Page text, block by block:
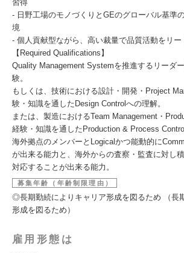
習得
- 日野工場のモノづくりとGEのグローバル基準
境
- 個人貢献型ながら、高い裁量で品質活動をリー
【Required Qualifications】
Quality Management Systemを推進するリーダ
験。
もしくは、技術における設計・開発・Project
験・知識を通したDesign Controlへの理解。
または、製造におけるTeam Management・
経験・知識を通したProduction & Process
海外拠点のメンバーとLogicalかつ能動的に
が出来る能力と、海外からの査察・監査に対し
対応することが出来る能力。
募集年齢（年齢制限理由）
◎長期勤続によりキャリア形成を図るため （長
形成を図るため）
雇用形態は